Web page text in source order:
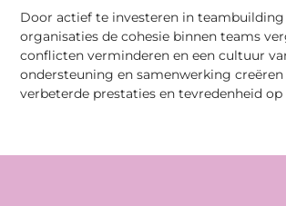
Door actief te investeren in
organisaties de cohesie binnen teams
conflicten verminderen en een cultuur
ondersteuning en samenwerking
verbeterde prestaties en tevredenheid